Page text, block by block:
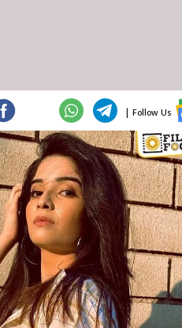
| Follow Us